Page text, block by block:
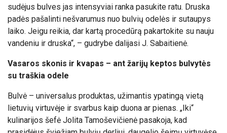
sudėjus bulves jas intensyviai ranka pasukite ratu. Druska
padės pašalinti nešvarumus nuo bulvių odelės ir sutaupys
laiko. Jeigu reikia, dar kartą procedūrą pakartokite su nauju
vandeniu ir druska“, – gudrybe dalijasi J. Sabaitienė.
Vasaros skonis ir kvapas – ant žarijų keptos bulvytės
su traškia odele
Bulvė – universalus produktas, užimantis ypatingą vietą
lietuvių virtuvėje ir svarbus kaip duona ar pienas. „Iki“
kulinarijos šefė Jolita Tamoševičienė pasakoja, kad